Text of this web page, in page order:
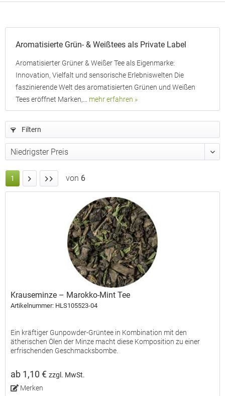
Aromatisierte Grün- & Weißtees als Private Label
Aromatisierter Grüner & Weißer Tee als Eigenmarke:
Innovation, Vielfalt und sensorische Erlebniswelten Die
faszinierende Welt des aromatisierten Grünen und Weißen
Tees eröffnet Marken,... mehr erfahren »
Filtern
1 von 6
Krauseminze – Marokko-Mint Tee
Artikelnummer: HLS105523-04
Ein kräftiger Gunpowder-Grüntee in Kombination mit den
ätherischen Ölen der Minze macht diese Komposition zu einer
erfrischenden Geschmacksbombe.
ab 1,10 €zzgl. MwSt.
Merken